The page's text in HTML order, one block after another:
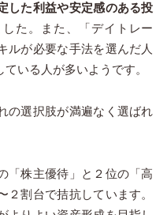
した利益や安定感のある投
た。また、「デイトレー
ルが必要な手法を選んだ人
いる人が多いようです。
の選択肢が満遍なく選ばれ
「株主優待」と２位の「高
割台で拮抗しています。